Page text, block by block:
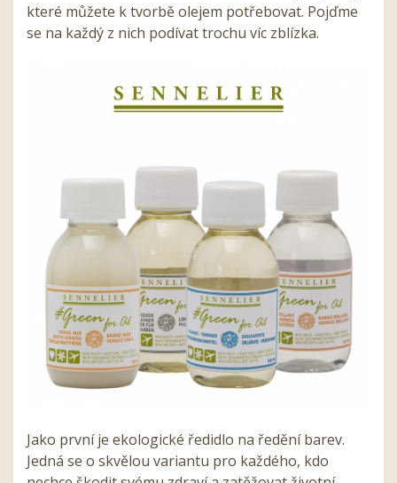
které můžete k tvorbě olejem potřebovat. Pojďme
se na každý z nich podívat trochu víc zblízka.
Jako první je ekologické ředidlo na ředění barev.
Jedná se o skvělou variantu pro každého, kdo